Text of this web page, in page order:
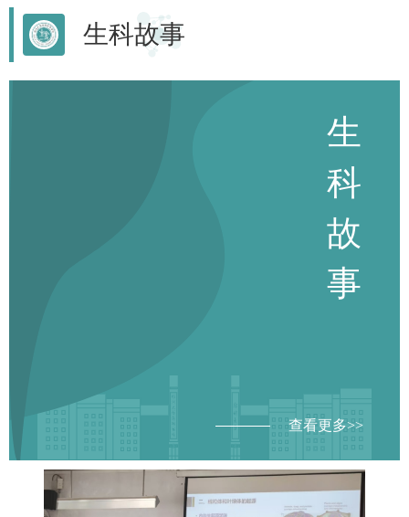
生科故事
生
科
故
事
查看更多>>